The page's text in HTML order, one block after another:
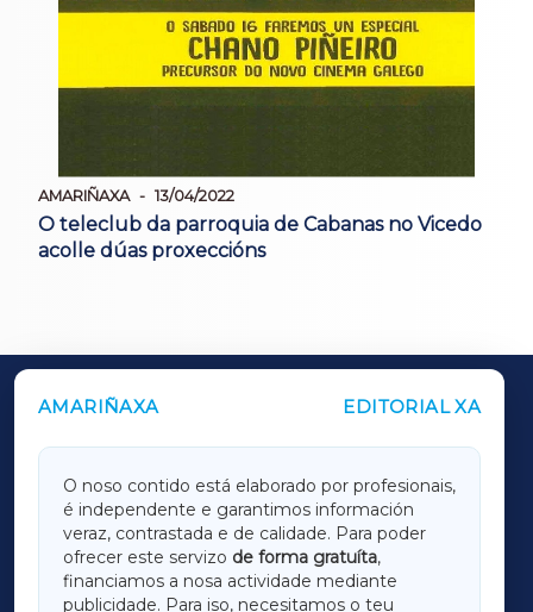
AMARIÑAXA 13/04/2022
O teleclub da parroquia de Cabanas no Vicedo
acolle dúas proxeccións
AMARIÑAXA EDITORIAL XA
O noso contido está elaborado por profesionais,
é independente e garantimos información
veraz, contrastada e de calidade. Para poder
ofrecer este servizo de forma gratuíta,
financiamos a nosa actividade mediante
publicidade. Para iso, necesitamos o teu
OUTROS PERIÓDICOS
LUGOXA
TERRACHAXA